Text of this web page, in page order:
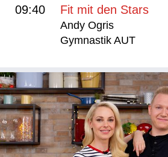
09:40 Fit mit den Stars
Andy Ogris
Gymnastik AUT